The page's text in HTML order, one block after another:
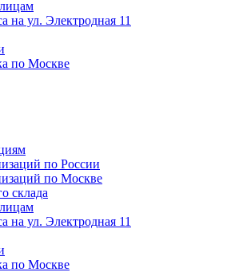
на ул. Электродная 11
по Москве
по России
по Москве
склада
на ул. Электродная 11
по Москве